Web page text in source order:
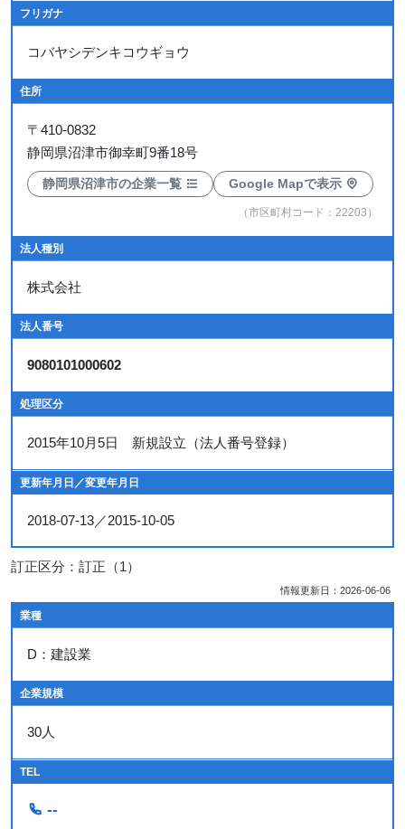
フリガナ
コバヤシデンキコウギョウ
住所
〒 410-0832
静岡県沼津市御幸町9番18号
静岡県沼津市の企業一覧 Google Mapで表示
（市区町村コード：22203）
法人種別
株式会社
法人番号
9080101000602
処理区分
2015年10月5日 新規設立（法人番号登録）
更新年月日／変更年月日
2018-07-13／2015-10-05
訂正区分：訂正（1）
情報更新日：2026-06-06
業種
D：建設業
企業規模
30人
TEL
--